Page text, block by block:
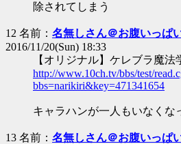
除されてしまう
12 名前： 名無しさん＠お腹いっぱ
2016/11/20(Sun) 18:33
【オリジナル】ケレブラ魔法
http://www.10ch.tv/bbs/test/
bbs=narikiri&key=471341654
キャラハンが一人もいなくな
13 名前： 名無しさん＠お腹いっぱ